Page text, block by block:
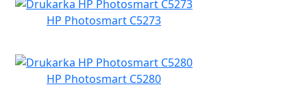
HP Photosmart C5273
HP Photosmart C5280